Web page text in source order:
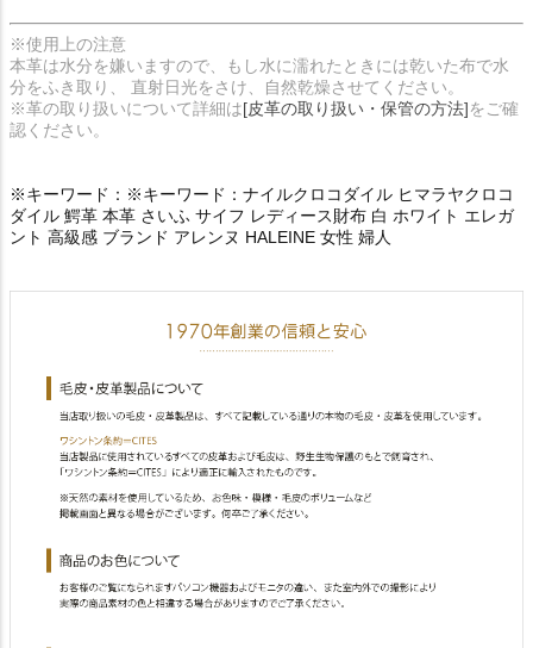
※使用上の注意
本革は水分を嫌いますので、もし水に濡れたときには乾いた布で水
分をふき取り、 直射日光をさけ、自然乾燥させてください。
※革の取り扱いについて詳細は[皮革の取り扱い・保管の方法]をご確
認ください。
※キーワード：※キーワード：ナイルクロコダイル ヒマラヤクロコ
ダイル 鰐革 本革 さいふ サイフ レディース財布 白 ホワイト エレガ
ント 高級感 ブランド アレンヌ HALEINE 女性 婦人